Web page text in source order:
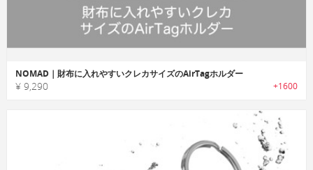
NOMAD｜財布に入れやすいクレカサイズのAirTagホルダー
¥ 9,290 +1600